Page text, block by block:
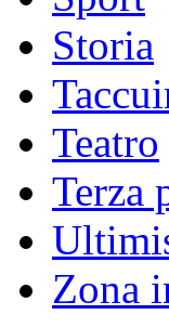
Storia
Teatro
Terza
Zona